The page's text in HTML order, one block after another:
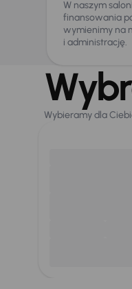
W naszym
finansowania
wymienimy na
i administrację.
Wybieramy dla